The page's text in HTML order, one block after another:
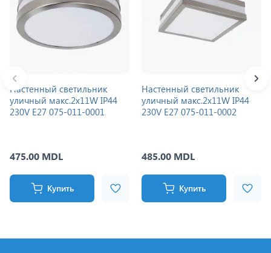
Настенный светильник
уличный макс.2x11W IP44
230V E27 075-011-0001
475.00 MDL
Купить
Настенный светильник
уличный макс.2x11W IP44
230V E27 075-011-0002
485.00 MDL
Купить